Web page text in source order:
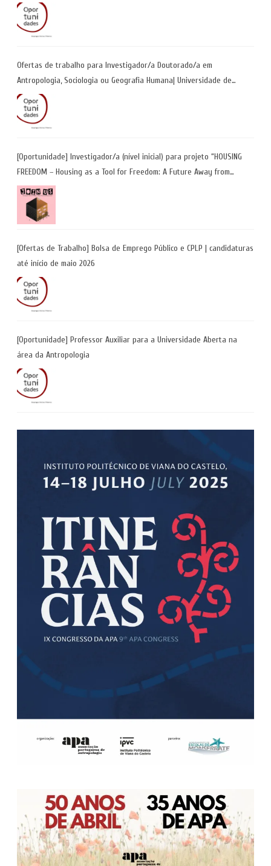
Ofertas de trabalho para Investigador/a Doutorado/a em
Antropologia, Sociologia ou Geografia Humana| Universidade de
Coimbra | Candidaturas até 29 de maio 2026
[Oportunidade] Investigador/a (nível inicial) para projeto “HOUSING
FREEDOM – Housing as a Tool for Freedom: A Future Away from
Incarceration” | até 8 de maio
[Ofertas de Trabalho] Bolsa de Emprego Público e CPLP | candidaturas
até início de maio 2026
[Oportunidade] Professor Auxiliar para a Universidade Aberta na
área da Antropologia